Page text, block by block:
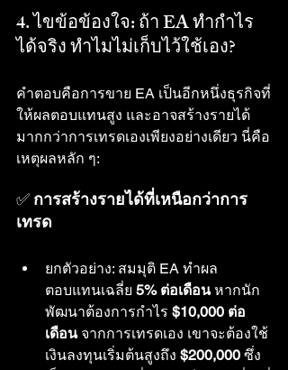
4. ไขข้อข้องใจ: ถ้า EA ทำกำไร
ได้จริง ทำไมไม่เก็บไว้ใช้เอง?
คำตอบคือการขาย EA เป็นอีกหนึ่งธุรกิจที่
ให้ผลตอบแทนสูง และอาจสร้างรายได้
มากกว่าการเทรดเองเพียงอย่างเดียว นี่คือ
เหตุผลหลัก ๆ:
✅ การสร้างรายได้ที่เหนือกว่าการ
เทรด
ยกตัวอย่าง: สมมุติ EA ทำผล
ตอบแทนเฉลี่ย 5% ต่อเดือน หากนัก
พัฒนาต้องการกำไร $10,000 ต่อ
เดือน จากการเทรดเอง เขาจะต้องใช้
เงินลงทุนเริ่มต้นสูงถึง $200,000 ซึ่ง